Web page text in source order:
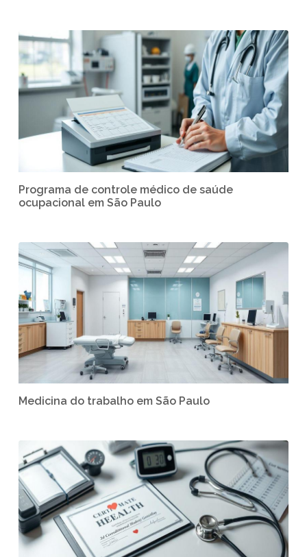
Programa de controle médico de saúde
ocupacional em São Paulo
Medicina do trabalho em São Paulo